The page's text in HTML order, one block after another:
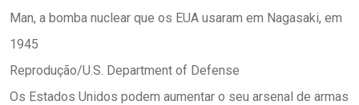
Man, a bomba nuclear que os EUA usaram em Nagasaki, em
1945
Reprodução/U.S. Department of Defense
Os Estados Unidos podem aumentar o seu arsenal de armas